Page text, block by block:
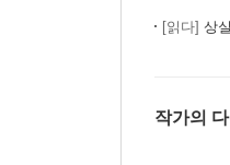
[읽다] 상
작가의